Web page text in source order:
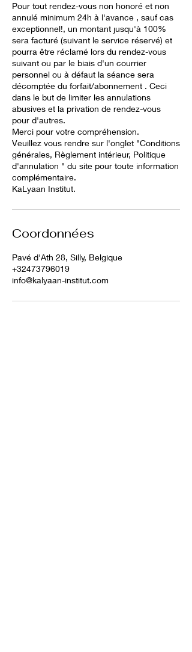
Pour tout rendez-vous non honoré et non
annulé minimum 24h à l'avance , sauf cas
exceptionnel!, un montant jusqu'à 100%
sera facturé (suivant le service réservé) et
pourra être réclamé lors du rendez-vous
suivant ou par le biais d'un courrier
personnel ou à défaut la séance sera
décomptée du forfait/abonnement . Ceci
dans le but de limiter les annulations
abusives et la privation de rendez-vous
pour d'autres.
Merci pour votre compréhension.
Veuillez vous rendre sur l'onglet "Conditions
générales, Règlement intérieur, Politique
d'annulation " du site pour toute information
complémentaire.
KaLyaan Institut.
Coordonnées
Pavé d'Ath 28, Silly, Belgique
+32473796019
info@kalyaan-institut.com